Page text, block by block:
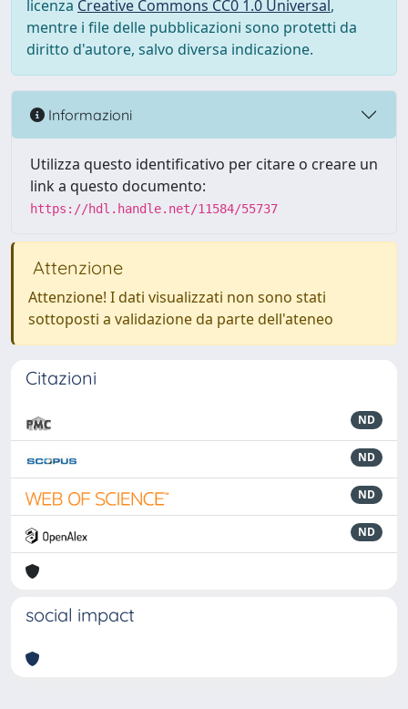
licenza Creative Commons CC0 1.0 Universal,
mentre i file delle pubblicazioni sono protetti da
diritto d'autore, salvo diversa indicazione.
Informazioni
Utilizza questo identificativo per citare o creare un
link a questo documento:
https://hdl.handle.net/11584/55737
Attenzione
Attenzione! I dati visualizzati non sono stati
sottoposti a validazione da parte dell'ateneo
Citazioni
ND
ND
ND
ND
social impact